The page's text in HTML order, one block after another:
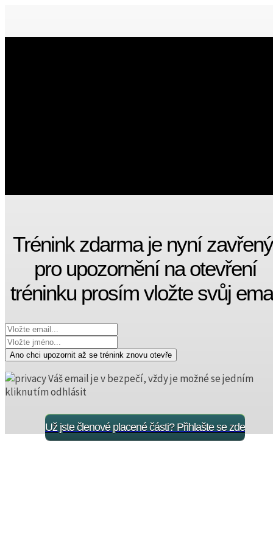
Trénink zdarma je nyní
pro upozornění na otevření
tréninku prosím vložte svůj
Ano chci upozornit až se trénink znovu otevře
Váš email je v bezpečí, vždy je možné se jedním
kliknutím odhlásit
Už jste členové placené části? Přihlašte se zde